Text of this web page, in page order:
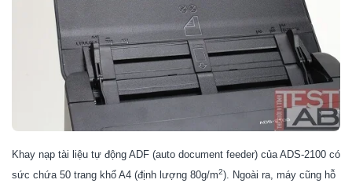
Khay nạp tài liệu tự động ADF (auto document feeder) của ADS-2100 có
sức chứa 50 trang khổ A4 (định lượng 80g/m2). Ngoài ra, máy cũng hỗ